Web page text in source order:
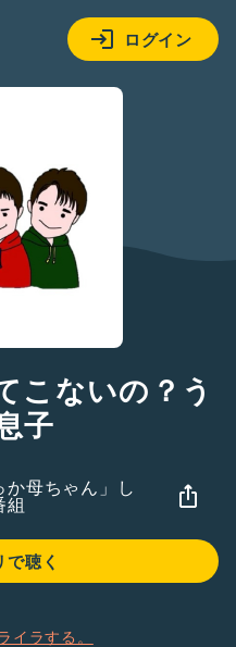
ログイン
こないの？う
子
母ちゃん」し
組
で聴く
イラする。